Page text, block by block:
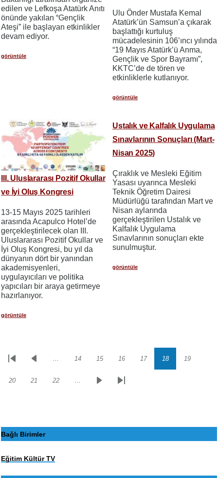
edilen ve Lefkoşa Atatürk Anıtı
önünde yakılan “Gençlik
Ateşi” ile başlayan etkinlikler
devam ediyor.
görüntüle
Ulu Önder Mustafa Kemal
Atatürk’ün Samsun’a çıkarak
başlattığı kurtuluş
mücadelesinin 106’ıncı yılında
“19 Mayıs Atatürk’ü Anma,
Gençlik ve Spor Bayramı”,
KKTC’de de tören ve
etkinliklerle kutlanıyor.
görüntüle
III. Uluslararası Pozitif Okullar
ve İyi Oluş Kongresi
13-15 Mayıs 2025 tarihleri
arasında Acapulco Hotel’de
gerçekleştirilecek olan III.
Uluslararası Pozitif Okullar ve
İyi Oluş Kongresi, bu yıl da
dünyanın dört bir yanından
akademisyenleri,
uygulayıcıları ve politika
yapıcıları bir araya getirmeye
hazırlanıyor.
görüntüle
Ustalık ve Kalfalık Uygulama
Sınavlarının Sonuçları (Mart-
Nisan 2025)
Çıraklık ve Mesleki Eğitim
Yasası uyarınca Mesleki
Teknik Öğretim Dairesi
Müdürlüğü tarafından Mart ve
Nisan aylarında
gerçekleştirilen Ustalık ve
Kalfalık Uygulama
Sınavlarının sonuçları ekte
sunulmuştur.
görüntüle
Sayfalama
İlk
Önceki… Sayfa
14 Sayfa
15 Sayfa
16 Sayfa
17 Sayfa
18 Sayfa
19
Sayfa
20 Sayfa
21 Sayfa
22 …
SonrakiSon
Bağlı Birimler
Eğitim Kültür TV